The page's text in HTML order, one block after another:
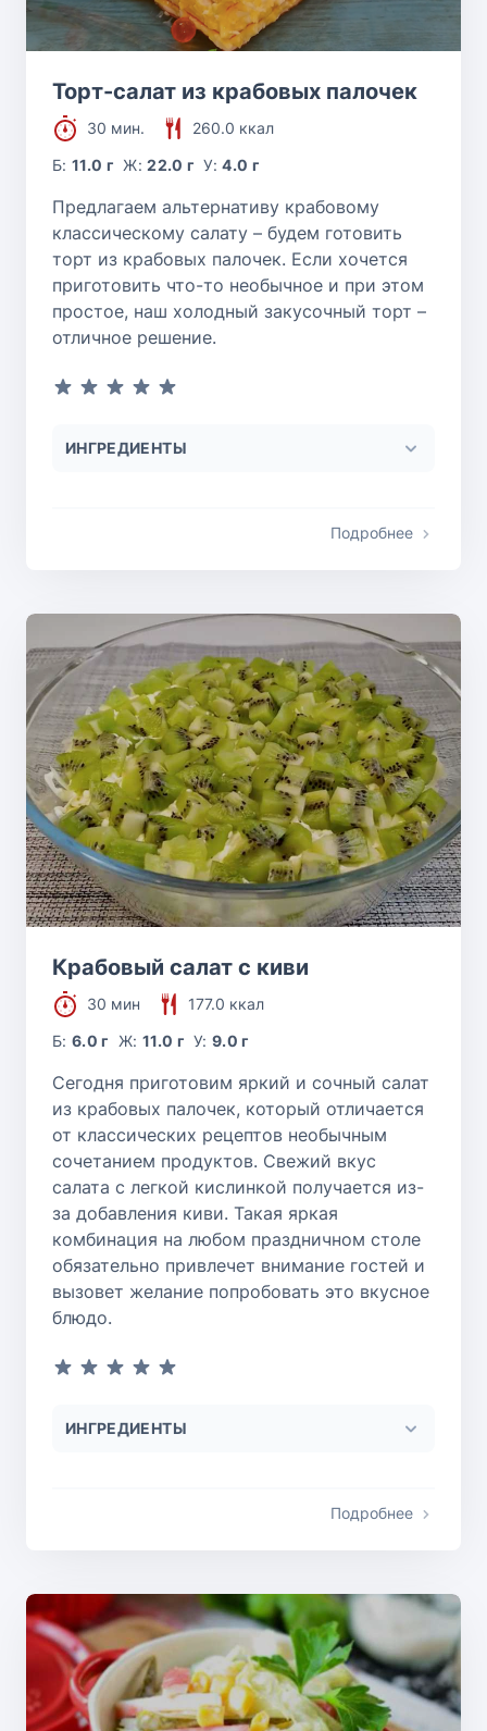
Торт-салат из крабовых палочек
30 мин.
260.0 ккал
Б:11.0 г Ж:22.0 г У:4.0 г
Предлагаем альтернативу крабовому
классическому салату – будем готовить
торт из крабовых палочек. Если хочется
приготовить что-то необычное и при этом
простое, наш холодный закусочный торт –
отличное решение.
ИНГРЕДИЕНТЫ
Подробнее
Крабовый салат с киви
30 мин
177.0 ккал
Б:6.0 г Ж: 11.0 г У:9.0 г
Сегодня приготовим яркий и сочный салат
из крабовых палочек, который отличается
от классических рецептов необычным
сочетанием продуктов. Свежий вкус
салата с легкой кислинкой получается из-
за добавления киви. Такая яркая
комбинация на любом праздничном столе
обязательно привлечет внимание гостей и
вызовет желание попробовать это вкусное
блюдо.
ИНГРЕДИЕНТЫ
Подробнее